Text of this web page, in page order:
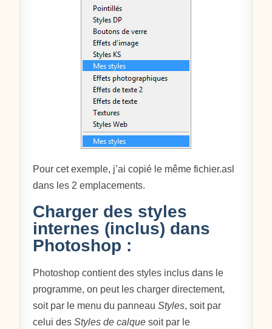
Pour cet exemple, j’ai copié le même fichier.asl
dans les 2 emplacements.
Charger des styles
internes (inclus) dans
Photoshop :
Photoshop contient des styles inclus dans le
programme, on peut les charger directement,
soit par le menu du panneauStyles, soit par
celui desStyles de calque soit par le